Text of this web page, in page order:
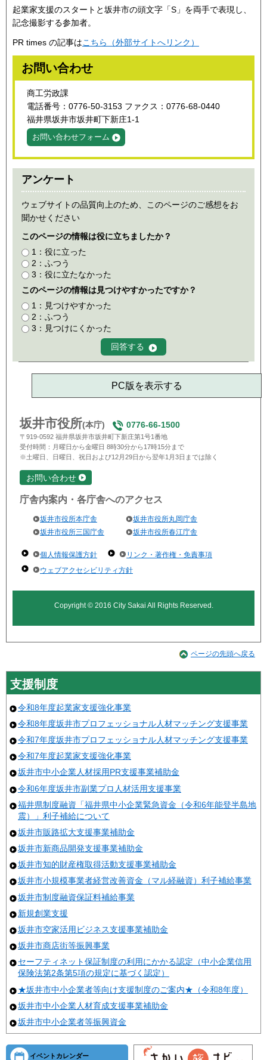
起業家支援のスタートと坂井市の頭文字「S」を両手で表現し、
記念撮影する参加者。
PR times の記事はこちら（外部サイトへリンク）
お問い合わせ
商工労政課
電話番号：0776-50-3153 ファクス：0776-68-0440
福井県坂井市坂井町下新庄1-1
お問い合わせフォーム
アンケート
ウェブサイトの品質向上のため、このページのご感想をお
聞かせください
このページの情報は役に立ちましたか？
1：役に立った
2：ふつう
3：役に立たなかった
このページの情報は見つけやすかったですか？
1：見つけやすかった
2：ふつう
3：見つけにくかった
PC版を表示する
坂井市役所(本庁) 0776-66-1500
〒919-0592 福井県坂井市坂井町下新庄第1号1番地
受付時間：月曜日から金曜日 8時30分から17時15分まで
※土曜日、日曜日、祝日および12月29日から翌年1月3日までは除く
お問い合わせ
庁舎内案内・各庁舎へのアクセス
坂井市役所本庁舎
坂井市役所丸岡庁舎
坂井市役所三国庁舎
坂井市役所春江庁舎
個人情報保護方針
リンク・著作権・免責事項
ウェブアクセシビリティ方針
Copyright © 2016 City Sakai All Rights Reserved.
ページの先頭へ戻る
支援制度
令和8年度起業家支援強化事業
令和8年度坂井市プロフェッショナル人材マッチング支援事業
令和7年度坂井市プロフェッショナル人材マッチング支援事業
令和7年度起業家支援強化事業
坂井市中小企業人材採用PR支援事業補助金
令和6年度坂井市副業プロ人材活用支援事業
福井県制度融資「福井県中小企業緊急資金（令和6年能登半島地
震）」利子補給について
坂井市販路拡大支援事業補助金
坂井市新商品開発支援事業補助金
坂井市知的財産権取得活動支援事業補助金
坂井市小規模事業者経営改善資金（マル経融資）利子補給事業
坂井市制度融資保証料補給事業
新規創業支援
坂井市空家活用ビジネス支援事業補助金
坂井市商店街等振興事業
セーフティネット保証制度の利用にかかる認定（中小企業信用
保険法第2条第5項の規定に基づく認定）
★坂井市中小企業者等向け支援制度のご案内★（令和8年度）
坂井市中小企業人材育成支援事業補助金
坂井市中小企業者等振興資金
イベントカレンダー